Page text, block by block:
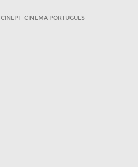
CINEPT-CINEMA PORTUGUES